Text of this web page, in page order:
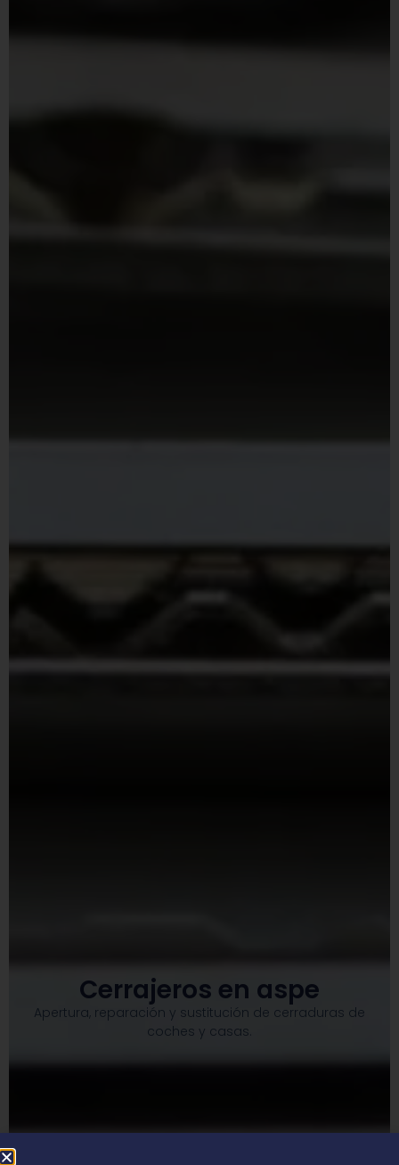
Cerrajeros en aspe
Apertura, reparación y sustitución de cerraduras de
coches y casas.​